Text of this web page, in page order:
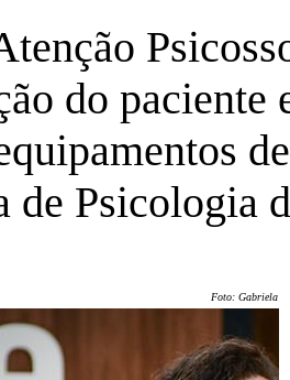
do paciente
de Psicologia
Foto: Gabriela